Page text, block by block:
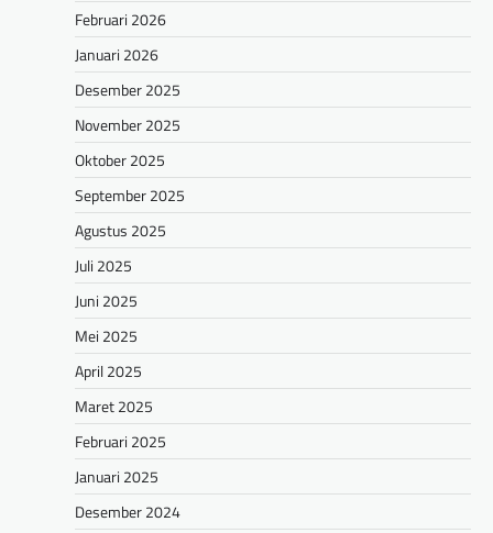
Februari 2026
Januari 2026
Desember 2025
November 2025
Oktober 2025
September 2025
Agustus 2025
Juli 2025
Juni 2025
Mei 2025
April 2025
Maret 2025
Februari 2025
Januari 2025
Desember 2024